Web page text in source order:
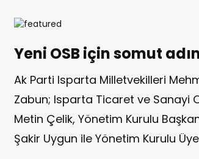
Yeni OSB için somut
Ak Parti Isparta Milletvekilleri
Zabun; Isparta Ticaret ve Sanayi
Metin Çelik, Yönetim Kurulu
Şakir Uygun ile Yönetim Kurulu